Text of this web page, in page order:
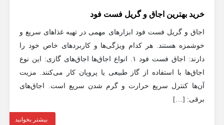
خرید بهترین اجاق و گریل فست فود
اجاق و گریل فست فود ابزارهای مهمی در تهیه غذاهای سریع و
خوشمزه هستند. هر کدام ویژگی‌ها و کاربردهای خاص خود را
دارند: اجاق فست فود ۱. انواع اجاق‌ها اجاق‌های گازی: این نوع
اجاق‌ها با استفاده از گاز طبیعی یا پروپان کار می‌کنند. مزیت
آن‌ها کنترل سریع حرارت و گرم شدن سریع است. اجاق‌های
برقی: […]
بیشتر بخوانید